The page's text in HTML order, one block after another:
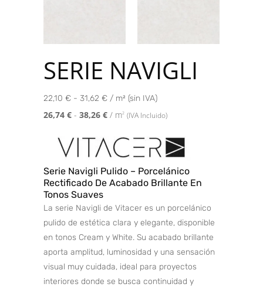
SERIE NAVIGLI
22,10 € - 31,62 € / m² (sin IVA)
26,74 € - 38,26 € / m2 (IVA Incluido)
Serie Navigli Pulido – Porcelánico
Rectificado De Acabado Brillante En
Tonos Suaves
La serie Navigli de Vitacer es un porcelánico
pulido de estética clara y elegante, disponible
en tonos Cream y White. Su acabado brillante
aporta amplitud, luminosidad y una sensación
visual muy cuidada, ideal para proyectos
interiores donde se busca continuidad y